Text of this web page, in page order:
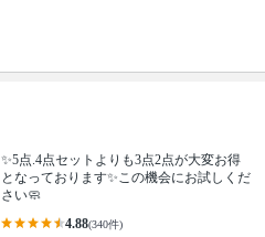
✨5点.4点セットよりも3点2点が大変お得
となっております✨この機会にお試しくだ
さい🧼
4.88(340件)